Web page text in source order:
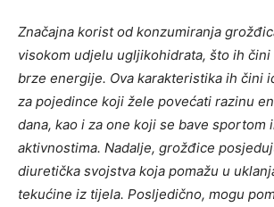
Značajna korist od konzumiranja
visokom udjelu ugljikohidrata, što ih
brze energije. Ova karakteristika ih čini
za pojedince koji žele povećati razinu
dana, kao i za one koji se bave sportom
aktivnostima. Nadalje, grožđice
diuretička svojstva koja pomažu u
tekućine iz tijela. Posljedično, mogu